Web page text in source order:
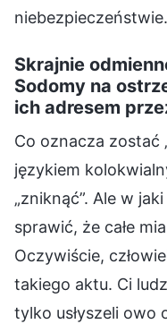
niebezpieczeństwie.
Skrajnie
Sodomy na
ich adresem
Co oznacza zostać
językiem
„zniknąć”. Ale w
sprawić, że całe
Oczywiście,
takiego aktu. Ci
tylko usłyszeli owo